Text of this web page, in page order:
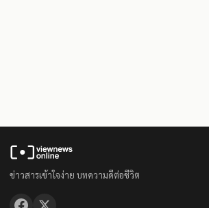
ข่าวสารเข้าใจง่าย บทความดีต่อชีวิต